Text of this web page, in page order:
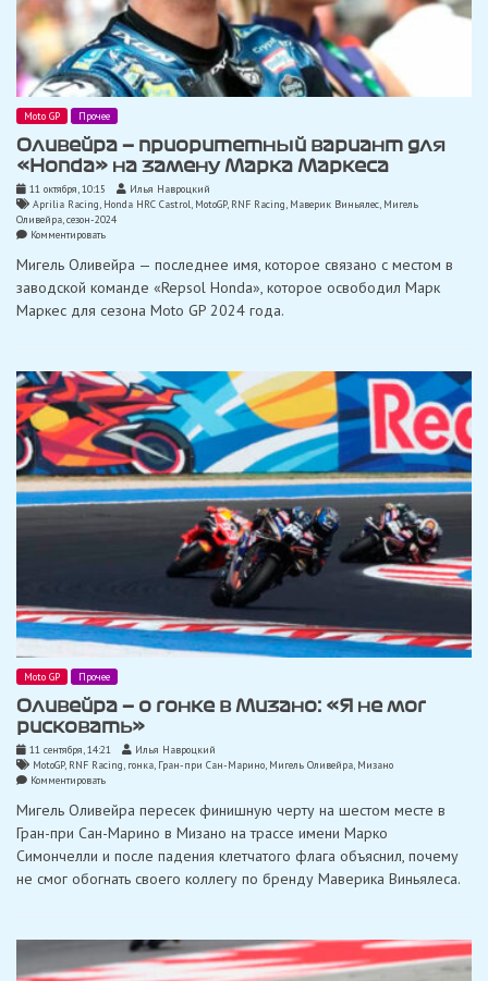
Moto GP Прочее
Оливейра — приоритетный вариант для
«Honda» на замену Марка Маркеса
11 октября, 10:15
Илья Навроцкий
Aprilia Racing, Honda HRC Castrol, MotoGP, RNF Racing, Маверик Виньялес, Мигель
Оливейра,сезон-2024
Комментироватьon
—
приоритетный
вариант
для
Марка
Маркеса
Мигель Оливейра — последнее имя, которое связано с местом в
заводской команде «Repsol Honda», которое освободил Марк
Маркес для сезона Moto GP 2024 года.
Moto GP Прочее
Оливейра — о гонке в Мизано: «Я не мог
рисковать»
11 сентября, 14:21
Илья Навроцкий
MotoGP, RNF Racing, гонка, Гран-при Сан-Марино, Мигель Оливейра, Мизано
Комментироватьon
—
о
гонке
в
«Я
Мигель Оливейра пересек финишную черту на шестом месте в
Гран-при Сан-Марино в Мизано на трассе имени Марко
Симончелли и после падения клетчатого флага объяснил, почему
не смог обогнать своего коллегу по бренду Маверика Виньялеса.